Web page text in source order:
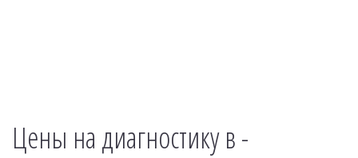
Цены на диагностику в -